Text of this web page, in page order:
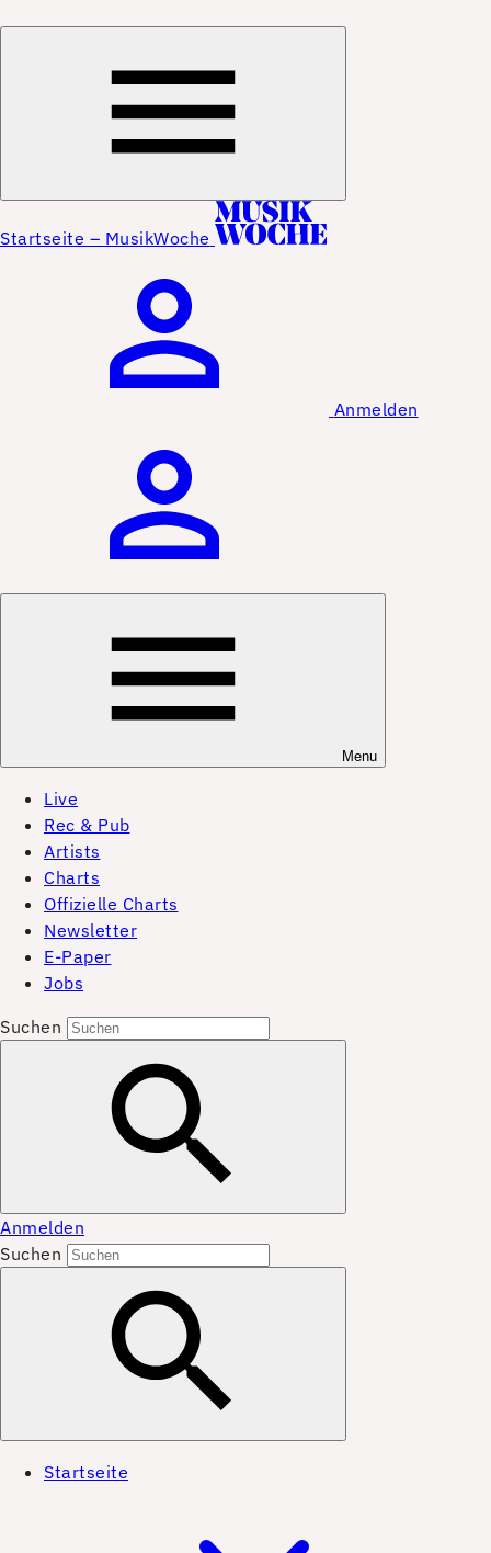
Startseite – MusikWoche
Anmelden
Menu
Live
Rec & Pub
Artists
Charts
Offizielle Charts
Newsletter
E-Paper
Jobs
Suchen
Anmelden
Suchen
Startseite